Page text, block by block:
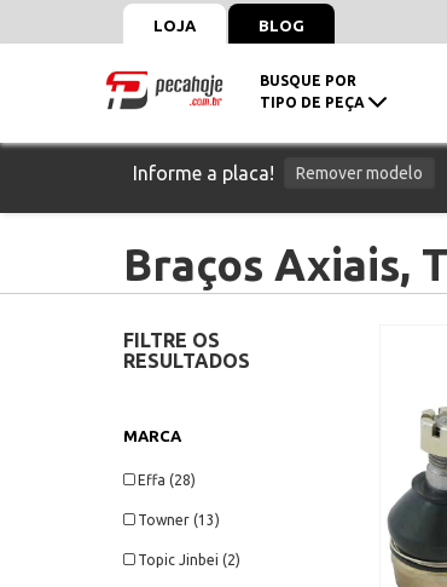
LOJA BLOG
BUSQUE POR
TIPO DE PEÇA
Informe a placa! Remover modelo
Braços Axiais,
FILTRE OS
RESULTADOS
MARCA
Effa (28)
Towner (13)
Topic Jinbei (2)